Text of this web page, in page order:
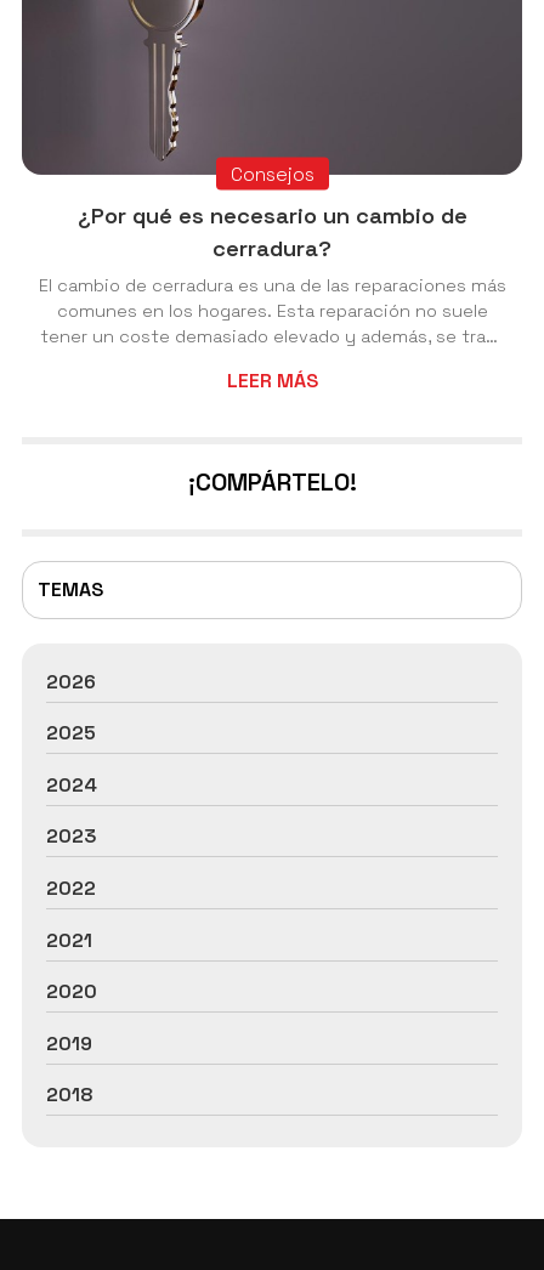
TEMAS
¿Por qué es necesario un cambio de
cerradura?
Consejos
El cambio de cerradura es una de las reparaciones más
comunes en los hogares. Esta reparación no suele
tener un coste demasiado elevado y además, se trata
seguridad. A pesar de su importancia, no siempre se
cerradura Normalmente, una cerradura no es algo que
LEER MÁS
¡COMPÁRTELO!
2026
2025
2024
2023
2022
2021
2020
2019
2018